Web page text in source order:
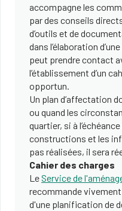
accompagne les
par des conseils
d’outils et de
dans l’élaboration
peut prendre contact
l’établissement d’un
opportun.
Un plan d’affectation
ou quand les
quartier, si à
constructions et les
pas réalisées, il sera
Cahier des charges
LeService de
recommande
d'une planification de